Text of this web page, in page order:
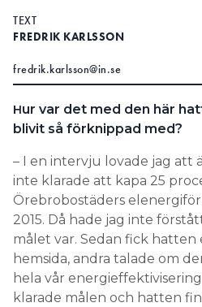
TEXT
FREDRIK KARLSSON
fredrik.karlsson@in.se
Hur var det med den här
blivit så förknippad med?
– I en intervju lovade jag att
inte klarade att kapa 25
Örebrobostäders
2015. Då hade jag inte
målet var. Sedan fick hatten
hemsida, andra talade om
hela vår
klarade målen och hatten